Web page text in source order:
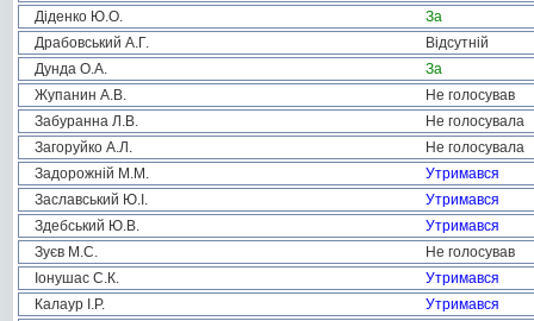
Діденко Ю.О.
За
Драбовський А.Г.
Відсутній
Дунда О.А.
За
Жупанин А.В.
Не голосував
Забуранна Л.В.
Не голосувала
Загоруйко А.Л.
Не голосувала
Задорожній М.М.
Утримався
Заславський Ю.І.
Утримався
Здебський Ю.В.
Утримався
Зуєв М.С.
Не голосував
Іонушас С.К.
Утримався
Калаур І.Р.
Утримався